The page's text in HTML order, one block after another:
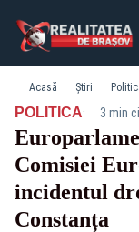
Acasă Știri
POLITICA· 3 min
Comisiei
incidentul
Constanța